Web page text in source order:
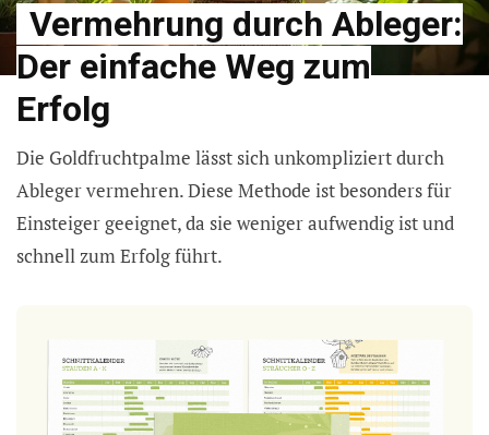
Vermehrung durch Ableger:
Der einfache Weg zum
Erfolg
Die Goldfruchtpalme lässt sich unkompliziert durch
Ableger vermehren. Diese Methode ist besonders für
Einsteiger geeignet, da sie weniger aufwendig ist und
schnell zum Erfolg führt.